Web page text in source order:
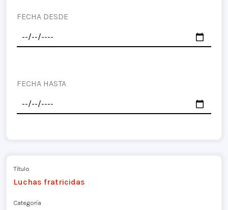
FECHA DESDE
FECHA HASTA
Título
Luchas fratricidas
Categoría